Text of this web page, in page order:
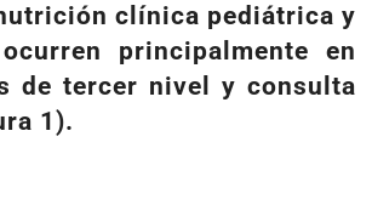
clínica pediátrica y
principalmente en
de tercer nivel y consulta
1).